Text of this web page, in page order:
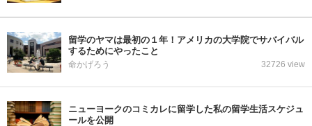
留学のヤマは最初の１年！アメリカの大学院でサバイバル
するためにやったこと
命かげろう 32726 view
ニューヨークのコミカレに留学した私の留学生活スケジュ
ールを公開